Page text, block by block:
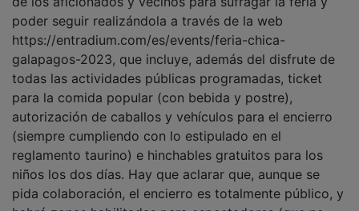
poder seguir realizándola a través de la web
https://entradium.com/es/events/feria-chica-
galapagos-2023, que incluye, además del disfrute de
todas las actividades públicas programadas, ticket
para la comida popular (con bebida y postre),
autorización de caballos y vehículos para el encierro
(siempre cumpliendo con lo estipulado en el
reglamento taurino) e hinchables gratuitos para los
niños los dos días. Hay que aclarar que, aunque se
pida colaboración, el encierro es totalmente público, y
habrá zonas habilitadas para espectadores (que no